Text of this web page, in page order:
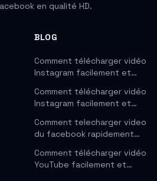
en qualité HD.
BLOG
Comment télécharger vidéo
Instagram facilement et…
Comment télécharger vidéo
Instagram facilement et…
Comment telecharger video
du facebook rapidement…
Comment télécharger vidéo
YouTube facilement et…